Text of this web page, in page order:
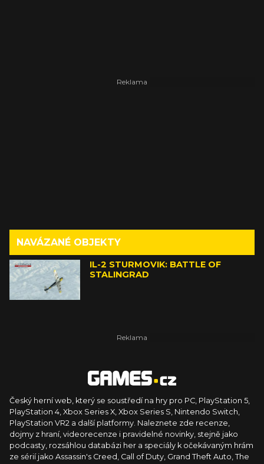
NAVÁZANÉ OBJEKTY
IL-2 STURMOVIK: BATTLE OF
STALINGRAD
Český herní web, který se soustředí na hry pro PC, PlayStation 5,
PlayStation 4, Xbox Series X, Xbox Series S, Nintendo Switch,
PlayStation VR2 a další platformy. Naleznete zde recenze,
dojmy z hraní, videorecenze i pravidelné novinky, stejně jako
podcasty, rozsáhlou databázi her a speciály k očekávaným hrám
ze sérií jako Assassin's Creed, Call of Duty, Grand Theft Auto, The